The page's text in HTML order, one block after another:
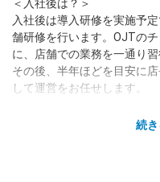
＜入社後は？＞
入社後は導入研修を実施予
舗研修を行います。OJTの
に、店舗での業務を一通り習
その後、半年ほどを目安に
して運営をお任せします。
【1】研修＆手厚いサポート
続